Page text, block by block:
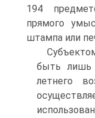
194
прямого
штампа или
быть лишь
летнего